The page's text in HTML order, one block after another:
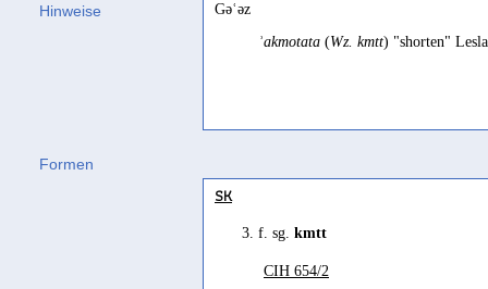
extend beyondsomething
on peut le rapprocher de l'accadienkamātu,
removere
CIH III, 88
Hinweise
Gəʿəz
ʾakmotata (Wz. kmtt) "shorten"
Formen
SK
3. f. sg. kmtt
CIH 654/2